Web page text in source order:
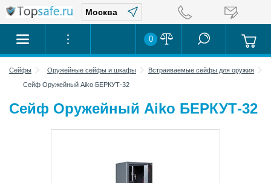
0
Сейфы Оружейные сейфы и шкафы
Встраиваемые сейфы для оружия
Сейф Оружейный Aiko БЕРКУТ-32
Сейф Оружейный Aiko БЕРКУТ-32